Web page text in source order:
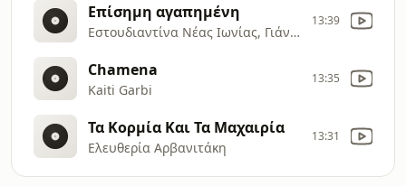
Επίσημη αγαπημένη
Εστουδιαντίνα Νέας Ιωνίας, Γιάννης Διονυσίου
13:39
Chamena
Kaiti Garbi
13:35
Τα Κορμία Και Τα Μαχαιρία
Ελευθερία Αρβανιτάκη
13:31